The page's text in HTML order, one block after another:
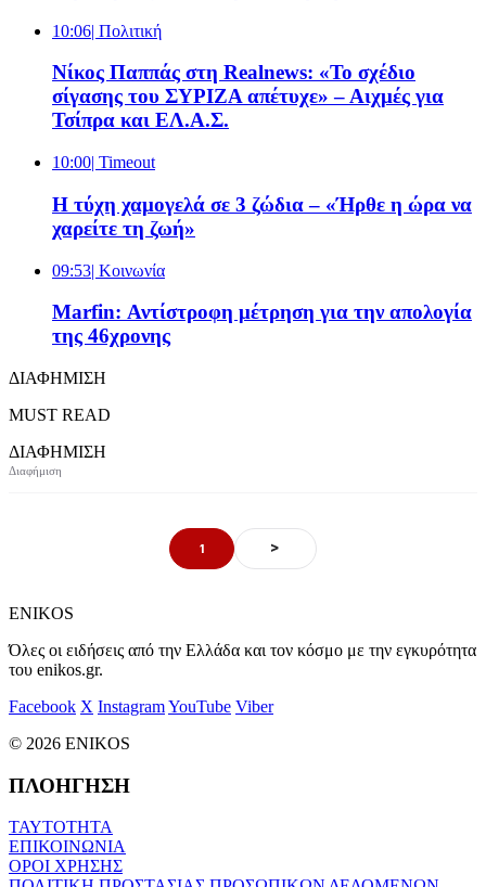
10:06| Πολιτική
Νίκος Παππάς στη Realnews: «Το σχέδιο
σίγασης του ΣΥΡΙΖΑ απέτυχε» – Αιχμές για
Τσίπρα και ΕΛ.Α.Σ.
10:00| Timeout
Η τύχη χαμογελά σε 3 ζώδια – «Ήρθε η ώρα να
χαρείτε τη ζωή»
09:53| Κοινωνία
Marfin: Αντίστροφη μέτρηση για την απολογία
της 46χρονης
ΔΙΑΦΗΜΙΣΗ
MUST READ
ΔΙΑΦΗΜΙΣΗ
1 >
ENIKOS
Όλες οι ειδήσεις από την Ελλάδα και τον κόσμο με την εγκυρότητα
του enikos.gr.
Facebook X InstagramYouTube Viber
© 2026 ENIKOS
ΠΛΟΗΓΗΣΗ
ΤΑΥΤΟΤΗΤΑ
ΕΠΙΚΟΙΝΩΝΙΑ
ΟΡΟΙ ΧΡΗΣΗΣ